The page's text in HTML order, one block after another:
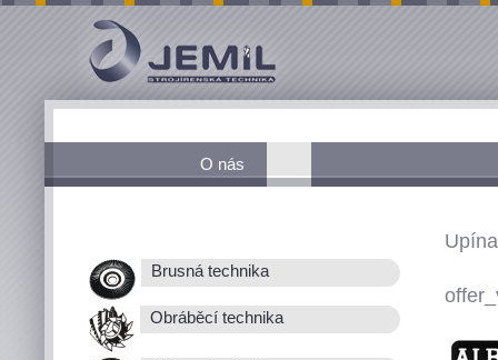
O nás
Brusná technika
Obráběcí technika